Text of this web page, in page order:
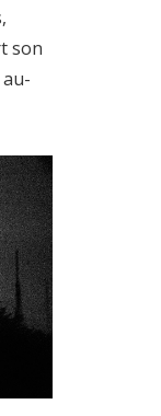
son